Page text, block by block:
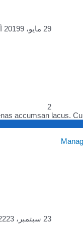
29 مايو، 2019 9 أبريل، 2022
accumsan lacus.
23 سبتمبر، 2022 23 سبتمبر، 2022